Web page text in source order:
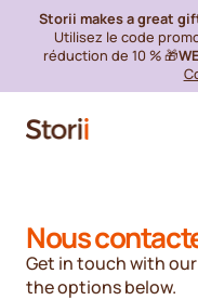
Storii makes a great
Utilisez le code
réduction de 10 % 🎁
Nous
Get in touch with
the options below.